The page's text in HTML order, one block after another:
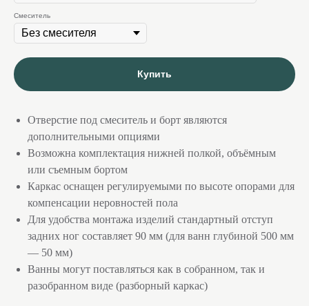
Cмеситель
Купить
Отверстие под смеситель и борт являются
дополнительными опциями
Возможна комплектация нижней полкой, объёмным
или съемным бортом
Каркас оснащен регулируемыми по высоте опорами для
компенсации неровностей пола
Для удобства монтажа изделий стандартный отступ
задних ног составляет 90 мм (для ванн глубиной 500 мм
— 50 мм)
Ванны могут поставляться как в собранном, так и
разобранном виде (разборный каркас)